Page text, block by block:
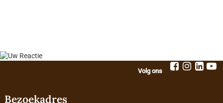
Volg ons
Bezoekadres